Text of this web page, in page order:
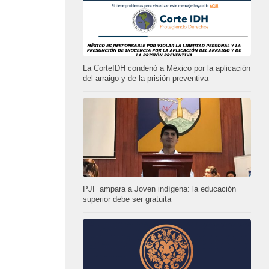
La CorteIDH condenó a México por la aplicación
del arraigo y de la prisión preventiva
PJF ampara a Joven indígena: la educación
superior debe ser gratuita